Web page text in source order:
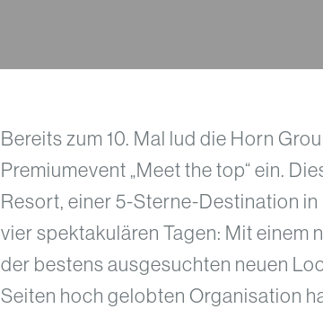
Bereits zum 10. Mal lud die Horn
Premiumevent „Meet the top“ ein.
Resort, einer 5-Sterne-Destination
vier spektakulären Tagen: Mit einem
der bestens ausgesuchten neuen
Seiten hoch gelobten Organisation